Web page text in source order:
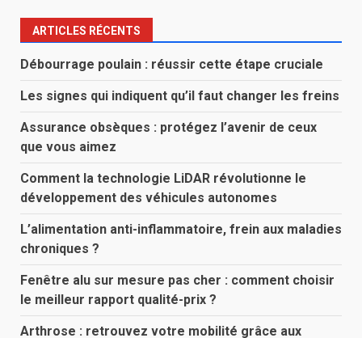
ARTICLES RÉCENTS
Débourrage poulain : réussir cette étape cruciale
Les signes qui indiquent qu’il faut changer les freins
Assurance obsèques : protégez l’avenir de ceux
que vous aimez
Comment la technologie LiDAR révolutionne le
développement des véhicules autonomes
L’alimentation anti-inflammatoire, frein aux maladies
chroniques ?
Fenêtre alu sur mesure pas cher : comment choisir
le meilleur rapport qualité-prix ?
Arthrose : retrouvez votre mobilité grâce aux